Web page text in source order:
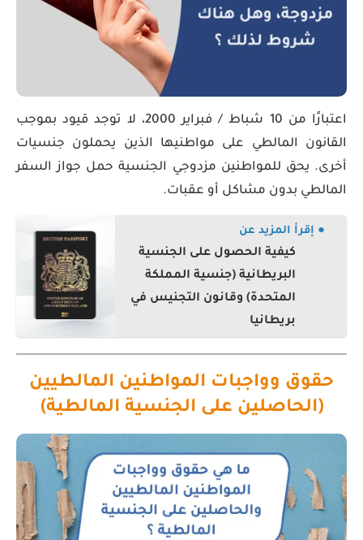
اعتبارًا من 10 شباط / فبراير 2000، لا توجد قيود بموجب
القانون المالطي على مواطنيها الذين يحملون جنسيات
أخرى. يحق للمواطنين مزدوجي الجنسية حمل جواز السفر
المالطي بدون مشاكل أو عقبات.
● إقرأ المزيد عن
كيفية الحصول على الجنسية
البريطانية (جنسية المملكة
المتحدة) وقانون التجنيس في
بريطانيا
حقوق وواجبات المواطنين المالطيين
(الحاصلين على الجنسية المالطية)